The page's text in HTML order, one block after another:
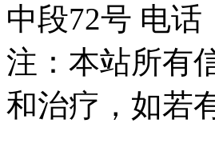
中段72号 电话
注：本站所有
和治疗，如若